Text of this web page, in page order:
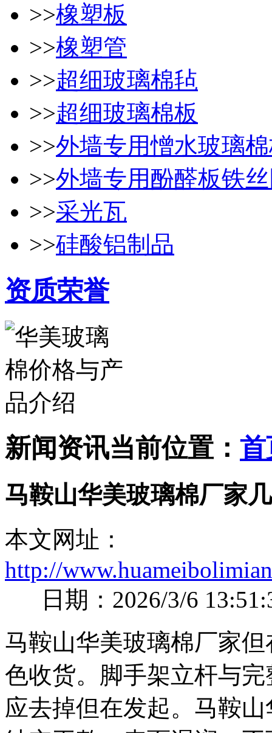
>>橡塑板
>>橡塑管
>>超细玻璃棉毡
>>超细玻璃棉板
>>外墙专用憎水玻璃
>>外墙专用酚醛板铁
>>采光瓦
>>硅酸铝制品
资质荣誉
新闻资讯当前位置： 首
马鞍山华美玻璃棉厂家
本文网址：
http://
日期：2026/3/6
马鞍山华美玻璃棉厂家
色收货。脚手架立杆与
应去掉但在发起。马鞍